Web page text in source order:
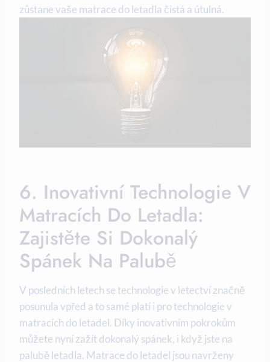
zůstane vaše matrace do letadla čistá a útulná.
6. Inovativní Technologie V
Matracích Do Letadla:
Zajistěte Si Dokonalý
Spánek Na Palubě
V posledních letech se technologie v letectví značně
posunula vpřed a to samé platí i pro technologie v
matracích do letadel. Díky inovativním pokrokům
můžete nyní zažít dokonalý spánek, i když jste na
palubě letadla. Matrace do letadel jsou navrženy